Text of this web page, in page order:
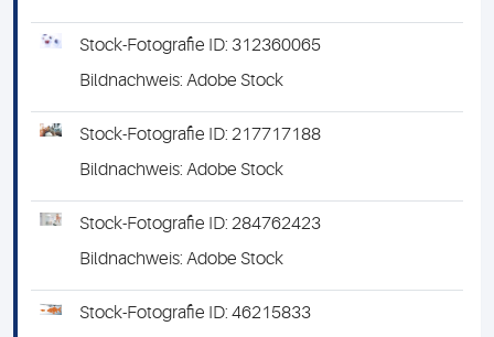
Stock-Fotografie ID: 312360065
Bildnachweis: Adobe Stock
Stock-Fotografie ID: 217717188
Bildnachweis: Adobe Stock
Stock-Fotografie ID: 284762423
Bildnachweis: Adobe Stock
Stock-Fotografie ID: 46215833